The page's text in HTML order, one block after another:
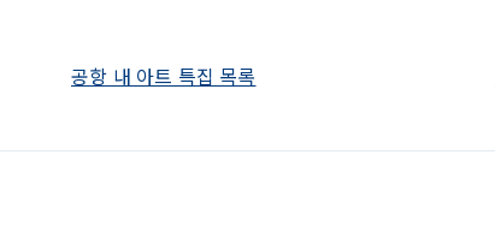
공항 내 아트 특집 목록